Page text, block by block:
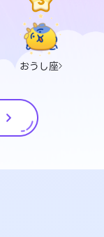
おうし座